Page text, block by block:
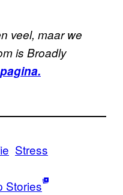
veel, maar we
is Broadly
Stress
Stories